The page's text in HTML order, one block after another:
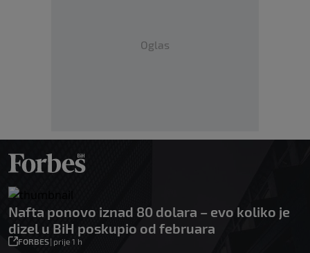
Oglas
Nafta ponovo iznad 80 dolara – evo koliko je
dizel u BiH poskupio od februara
FORBES| prije 1 h